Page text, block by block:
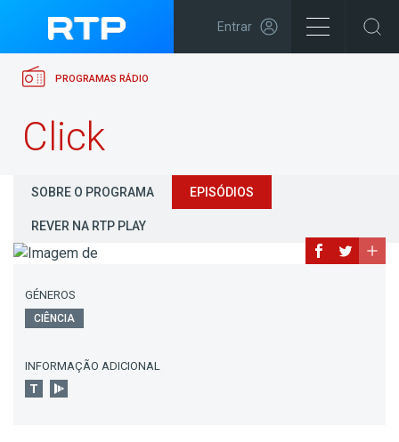
Entrar
PROGRAMAS RÁDIO
Click
SOBRE O PROGRAMA EPISÓDIOS
REVER NA RTP PLAY
GÉNEROS
CIÊNCIA
INFORMAÇÃO ADICIONAL